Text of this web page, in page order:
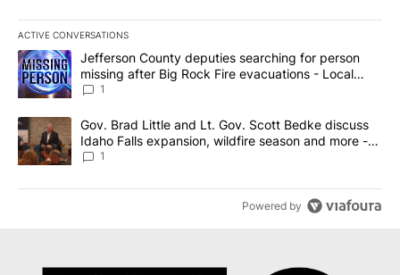
ACTIVE CONVERSATIONS
The following is a list of the most commented articles in the last
A trending article titled "Jefferson County deputies searching
Jefferson County deputies searching for person
missing after Big Rock Fire evacuations - Local
News 8
1
A trending article titled "Gov. Brad Little and Lt. Gov. Scott
Gov. Brad Little and Lt. Gov. Scott Bedke discuss
Idaho Falls expansion, wildfire season and more -
Local News 8
1
Powered by